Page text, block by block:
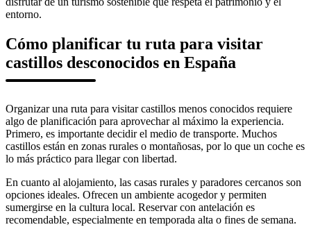
entorno.
Cómo planificar tu ruta para visitar
castillos desconocidos en España
Organizar una ruta para visitar castillos menos conocidos requiere
algo de planificación para aprovechar al máximo la experiencia.
Primero, es importante decidir el medio de transporte. Muchos
castillos están en zonas rurales o montañosas, por lo que un coche es
lo más práctico para llegar con libertad.
En cuanto al alojamiento, las casas rurales y paradores cercanos son
opciones ideales. Ofrecen un ambiente acogedor y permiten
sumergirse en la cultura local. Reservar con antelación es
recomendable, especialmente en temporada alta o fines de semana.